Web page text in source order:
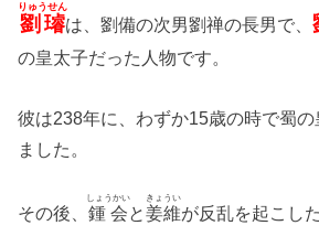
劉璿
りゅうせん
は、劉備の次男劉禅の長男で、
の皇太子だった人物です。
彼は238年に、わずか15歳の時で蜀
ました。
その後、鍾会
しょうかい
と姜維
きょうい
が反乱を起こし